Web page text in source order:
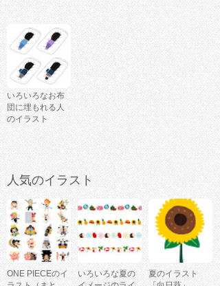
いろいろなお布
団に埋もれる人
のイラスト
人気のイラスト
ONE PIECEのイ
いろいろな夏の
夏のイラスト